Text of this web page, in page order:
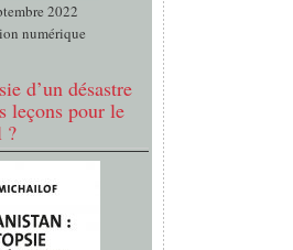
2022
numérique
d’un désastre
leçons pour le
?